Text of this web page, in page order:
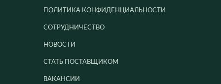
ПОЛИТИКА КОНФИДЕНЦИАЛЬНОСТИ
СОТРУДНИЧЕСТВО
НОВОСТИ
СТАТЬ ПОСТАВЩИКОМ
ВАКАНСИИ